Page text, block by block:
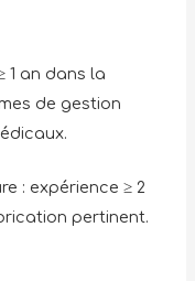
1 an dans la
de gestion
: expérience ≥ 2
pertinent.